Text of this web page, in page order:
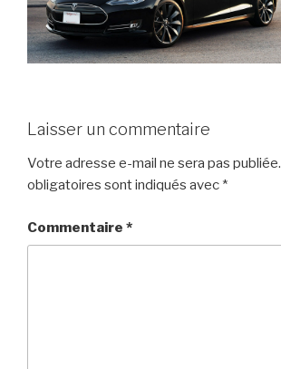
Laisser un commentaire
Votre adresse e-mail ne sera pas publiée.
obligatoires sont indiqués avec *
Commentaire *